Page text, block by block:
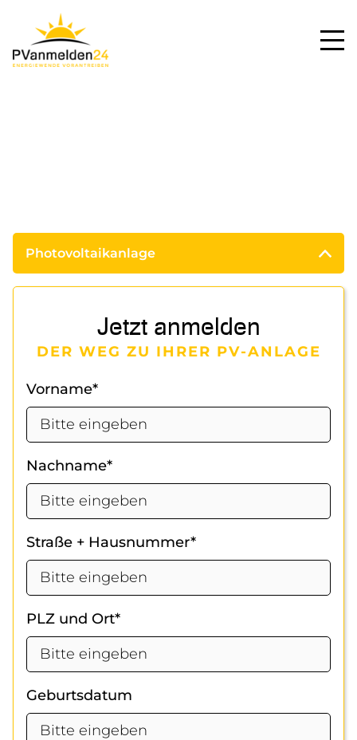
Photovoltaikanlage
Jetzt anmelden
DER WEG ZU IHRER PV-ANLAGE
Vorname*
Nachname*
Straße + Hausnummer*
PLZ und Ort*
Geburtsdatum